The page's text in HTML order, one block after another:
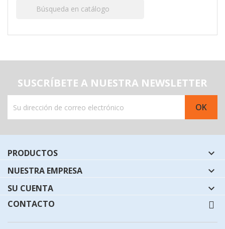
SUSCRÍBETE A NUESTRA NEWSLETTER
PRODUCTOS 
NUESTRA EMPRESA 
SU CUENTA 
CONTACTO